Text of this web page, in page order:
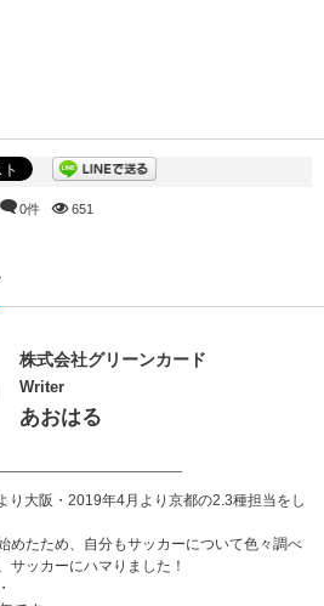
0件 651
株式会社グリーンカード
Writer
あおはる
り大阪・2019年4月より京都の2.3種担当をし
めたため、自分もサッカーについて色々調べ
サッカーにハマりました！